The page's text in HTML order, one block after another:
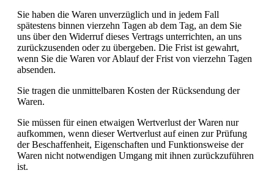
Sie haben die Waren unverzüglich und in jedem Fall
spätestens binnen vierzehn Tagen ab dem Tag, an dem Sie
uns über den Widerruf dieses Vertrags unterrichten, an uns
zurückzusenden oder zu übergeben. Die Frist ist gewahrt,
wenn Sie die Waren vor Ablauf der Frist von vierzehn Tagen
absenden.
Sie tragen die unmittelbaren Kosten der Rücksendung der
Waren.
Sie müssen für einen etwaigen Wertverlust der Waren nur
aufkommen, wenn dieser Wertverlust auf einen zur Prüfung
der Beschaffenheit, Eigenschaften und Funktionsweise der
Waren nicht notwendigen Umgang mit ihnen zurückzuführen
ist.